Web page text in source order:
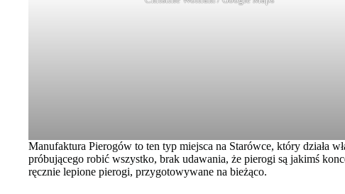
Manufaktura Pierogów to ten typ miejsca na Starówce, który działa
próbującego robić wszystko, brak udawania, że pierogi są jakimś
ręcznie lepione pierogi, przygotowywane na bieżąco.